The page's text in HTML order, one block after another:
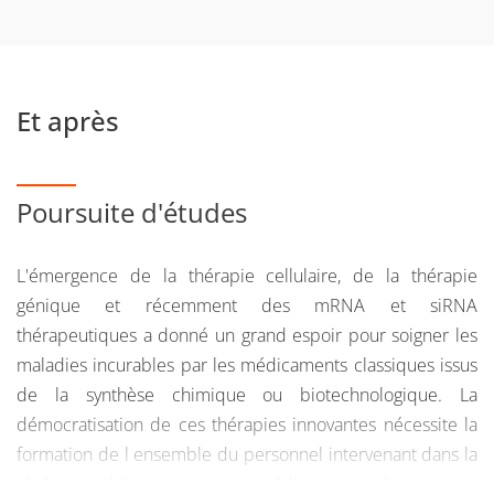
Pour plus d'informations, nous vous invitons à consulter
le site du
Et après
Poursuite d'études
L'émergence de la thérapie cellulaire, de la thérapie
génique et récemment des mRNA et siRNA
thérapeutiques a donné un grand espoir pour soigner les
maladies incurables par les médicaments classiques issus
de la synthèse chimique ou biotechnologique. La
démocratisation de ces thérapies innovantes nécessite la
formation de l ensemble du personnel intervenant dans la